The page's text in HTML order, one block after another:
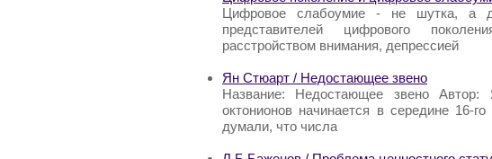
Цифровое слабоумие - не шутка, а
представителей цифрового
расстройством внимания, депрессией
Ян Стюарт / Недостающее звено
Название: Недостающее звено
октонионов начинается в середине 16-
думали, что числа